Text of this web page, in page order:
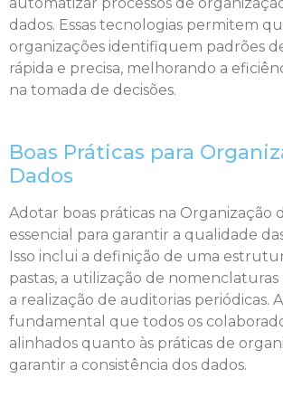
dados. Essas tecnologias permitem
organizações identifiquem padrões
rápida e precisa, melhorando a
na tomada de decisões.
Boas Práticas para
Dados
Adotar boas práticas na Organização
essencial para garantir a qualidade
Isso inclui a definição de uma
pastas, a utilização de nomenclaturas
a realização de auditorias periódicas.
fundamental que todos os
alinhados quanto às práticas de
garantir a consistência dos dados.